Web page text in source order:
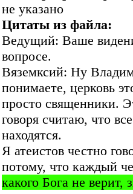
не указано
Цитаты из файла:
Ведущий: Ваше
вопросе.
Вяземксий: Ну
понимаете, церковь
просто священники.
говоря считаю, что
находятся.
Я атеистов честно
потому, что каждый
какого Бога не верит,